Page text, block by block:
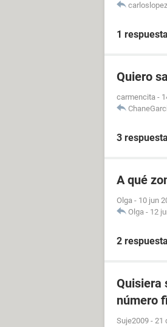
1 respuesta
Quiero
carmencita -
3
A qué
Olga - 10 jun
Olga - 12
2
Quisiera
número
Suje2009 - 21